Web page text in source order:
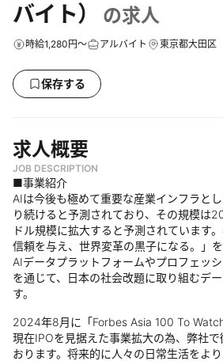
バイト）
の求人
時給1,280円～ アルバイト 東京都大田区
保存する
求人概要
JOB DESCRIPTION
■事業紹介
AIは今後も極めて重要な産業インフラと
り続けると予測されており、その規模は
ドル規模に拡大すると予測されています
信頼を与え、世界変革の黒子になる。」を
AIデータプラットフォームやプロフェッ
を通じて、日本の社会改題に取り組むデ
す。
2024年8月に「Forbes Asia 100 To
現在IPOを見据えた事業拡大の為、弊社
おります。将来的に人々の日常生活をより